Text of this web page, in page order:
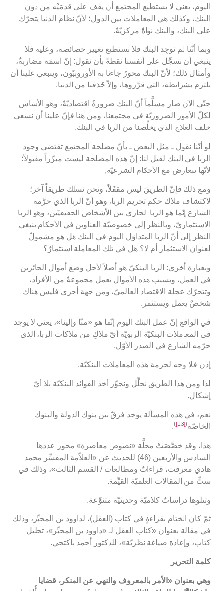
اليوم، يعني لا يستطيع المجتمع أن يقف على قدمَيْه من دون
البنك، وكذلك هي المعاملات بين الدول؛ لأنّ نظام الدنيا يتحرّك
على البنك، والبنك نواةٌ مركزيّةٌ.
وبما أنّنا لم نوجِد البنك فلا نستطيع تغيير خصائصه، وعليه فلا
ينبغي أن نسجِّل على أنفسنا نقطةً بأن نقول: إنّ اسمَه مضاربةٌ،
وأمثال ذلك؛ لأنّ البنك محورٌ جاءنا به الأوروبيّون، وينبغي علينا أن
نلتزم بشرائطه، التي قرَّروها، وإلاّ حُذفنا من الدنيا.
حتّى الآن صار مسلَّماً أنّ البنك ضرورةٌ اقتصاديّةٌ، وهو الأساس
لكلّ الأمور الضروريّة في مجتمعنا، ومن هنا فإنّ علينا أن نسعى
خلف العلاج الذي يخلِّصنا من الربا في البنك.
لو أنّنا نقول ـ مثل البعض ـ بأنّ مصلحة المجتمع تقتضي وجود
الربا في البنك لقيل لنا: إنّ هذه المصلحة ليست مبرِّراً مقبولاً؛
لأنّها تتعارض مع الأحكام الشرعيّة,
ومع ذلك فإنّ الطريقَ ليس مقفَلاً، ونحن نسلك طريقاً آخر؛
لاكتشاف ملاك حكم تحريم الربا، وهو أنّ الربا الذي حرَّمه
الشارع إنّما هو الربا الجاري بين الأشخاص الحقيقيّين، وهو الربا
الاستثماريّ، وبالنظر إلى خصوصيّة العناوين في الأحكام ينبغي
النظر إلى أنّ الربا المتداوَل اليوم في البنك هل هو مشمولٌ
لعنوان الاستثمار أم لا؟ هل في تلك المعاملة استثمارٌ؟
وبعبارة أخرى: الربا البنكيّ هو أصلاً لأجل وضع أموال الحائرين
في العمل، وبسبب هذه الأموال يعمل مجموعةٌ من الأفراد،
وتتحرّك عجلة الاقتصاد العالميّ، ومن جهة أخرى فليس هناك
شخصٌ يعمل ويستثمر.
في الواقع إنّ عمل البنك اليوم إنّما هو «منّا وإلينا»، يعني لا يوجد
في المعاملات البنكيّة الربويّة أيّ ملاكٍ من ملاكات الربا، الذي
حرّمه الشارع في الصدر الأوّل.
إذن فلا وجه لحرمة هذه المعاملات البنكيّة.
لذا ومن هذا الطريق نحلِّل ونجوِّز أخذ الفوائد البنكيّة بلا أيّ
إشكال.
نعم، في هذه المسألة يوجد فرقٌ بين بنوك الدولة والبنوك
الخاصّة(
[13]
)
.
هذا، وقد خصَّصَتْ مجلَّة «نصوص معاصرة» محور عددها
السادس والأربعين (46) للحديث عن «العلاّمة المفسِّر محمد
هادي معرفت، قراءاتٌ ومطالعات / القسم الثالث»، وذلك في
ستٍّ من المقالات العلميّة القيِّمة.
وتتلوها دراساتٌ كلاميّة وحديثيّة متنوِّعة.
ثمّ كان الختام بقراءةٍ في كتاب (العقل)، لداوود بن المحبِّر، وذلك
في مقالة بعنوان «كتاب العقل لـ «داوود بن المحبِّر»، تحليل
كتاب، وإعادة صياغة نظريّة»، للدكتور أحمد باكتجي.
كلمة التحرير
وهي بعنوان « الأمر بالمعروف والنهي عن المنكر ، قضايا